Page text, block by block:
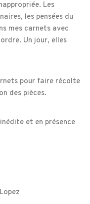
Les
les pensées du
mes carnets avec
Un jour, elles
pour faire récolte
des pièces.
et en présence